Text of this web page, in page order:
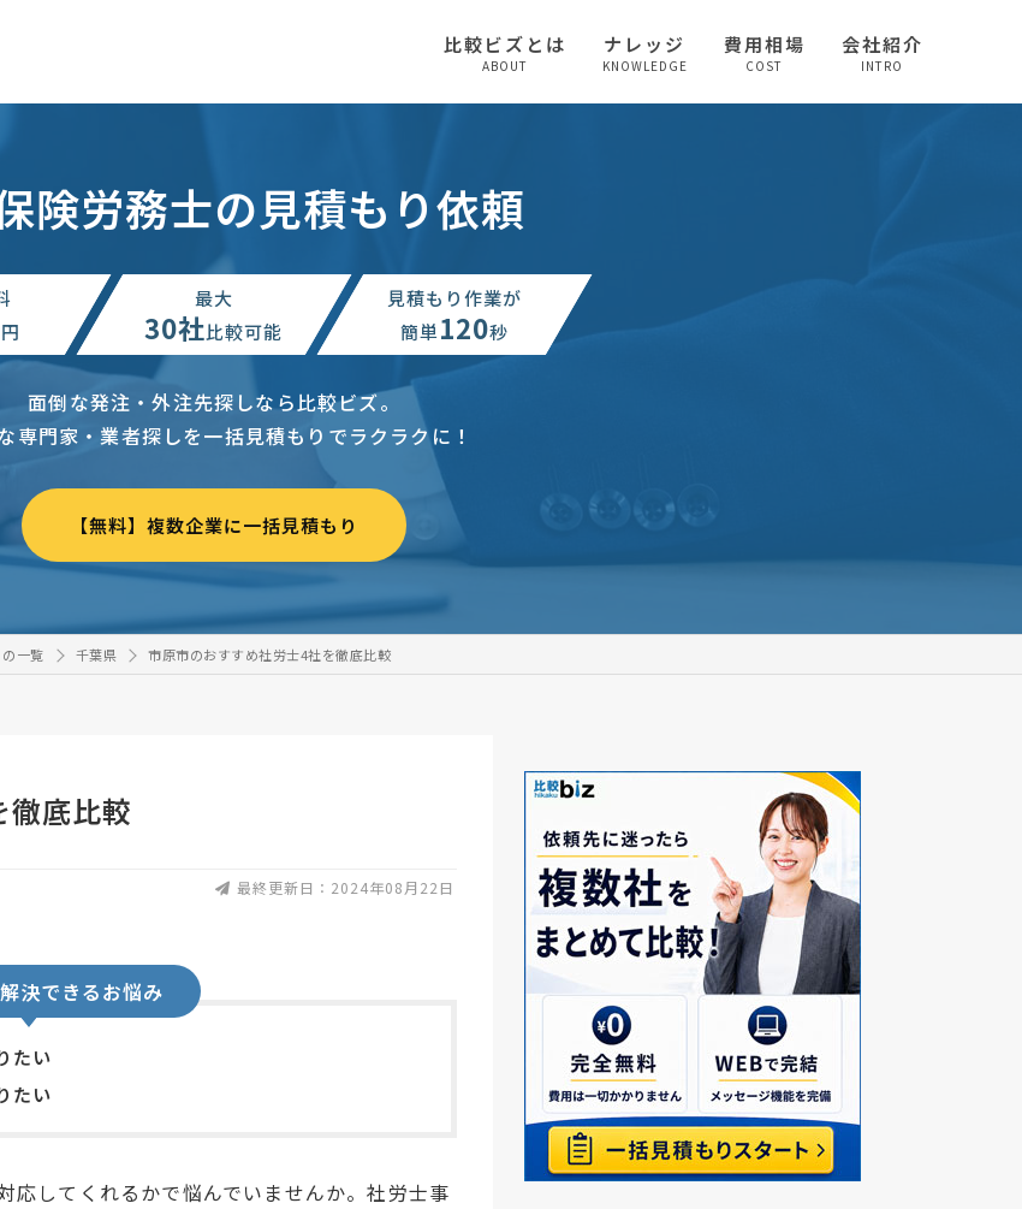
比較ビズとは
ABOUT
ナレッジ
KNOWLEDGE
費用相場
COST
会社紹介
INTRO
険労務士の見積もり依頼
円
最大
30社比較可能
見積もり作業が
簡単120秒
面倒な発注・外注先探しなら比較ビズ。
専門家・業者探しを一括見積もりでラクラクに！
【無料】複数企業に一括見積もり
一覧 千葉県 市原市のおすすめ社労士4社を徹底比較
底比較
最終更新日：2024年08月22日
決できるお悩み
たい
たい
応してくれるかで悩んでいませんか。社労士事